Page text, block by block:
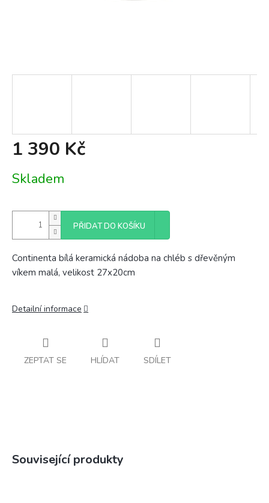
1 390 Kč
cena:
Skladem
PŘIDAT DO KOŠÍKU
Continenta bílá keramická nádoba na chléb s dřevěným
víkem malá, velikost 27x20cm
Detailní informace
ZEPTAT SE HLÍDAT SDÍLET
Související produkty